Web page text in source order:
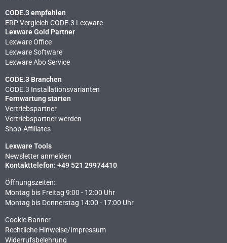
CODE.3 empfehlen
ERP Vergleich CODE.3 Lexware
Lexware Gold Partner
Lexware Office
Lexware Software
Lexware Abo Service
CODE.3 Branchen
CODE.3 Installationsvarianten
Fernwartung starten
Vertriebspartner
Vertriebspartner werden
Shop-Affiliates
Lexware Tools
Newsletter anmelden
Kontakttelefon: +49 521 29974410
Öffnungszeiten:
Montag bis Freitag 9:00 - 12:00 Uhr
Montag bis Donnerstag 14:00 - 17:00 Uhr
Cookie Banner
Rechtliche Hinweise​/Impressum
Widerrufsbelehrung